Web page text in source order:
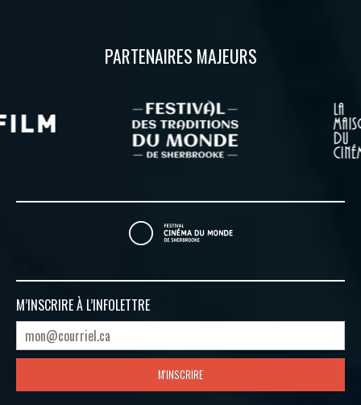
PARTENAIRES MAJEURS
M’INSCRIRE À L’INFOLETTRE
M'INSCRIRE